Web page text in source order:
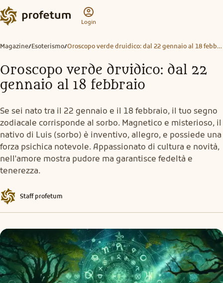
Login
Magazine/Esoterismo/ Oroscopo verde druidico: dal 22 gennaio al 18 febbraio
Oroscopo verde druidico: dal 22
gennaio al 18 febbraio
Se sei nato tra il 22 gennaio e il 18 febbraio, il tuo segno
zodiacale corrisponde al sorbo. Magnetico e misterioso, il
nativo di Luis (sorbo) è inventivo, allegro, e possiede una
forza psichica notevole. Appassionato di cultura e novità,
nell'amore mostra pudore ma garantisce fedeltà e
tenerezza.
Staff profetum